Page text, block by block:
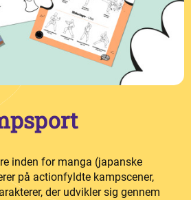
inden for manga (japanske
på actionfyldte kampscener,
der udvikler sig gennem